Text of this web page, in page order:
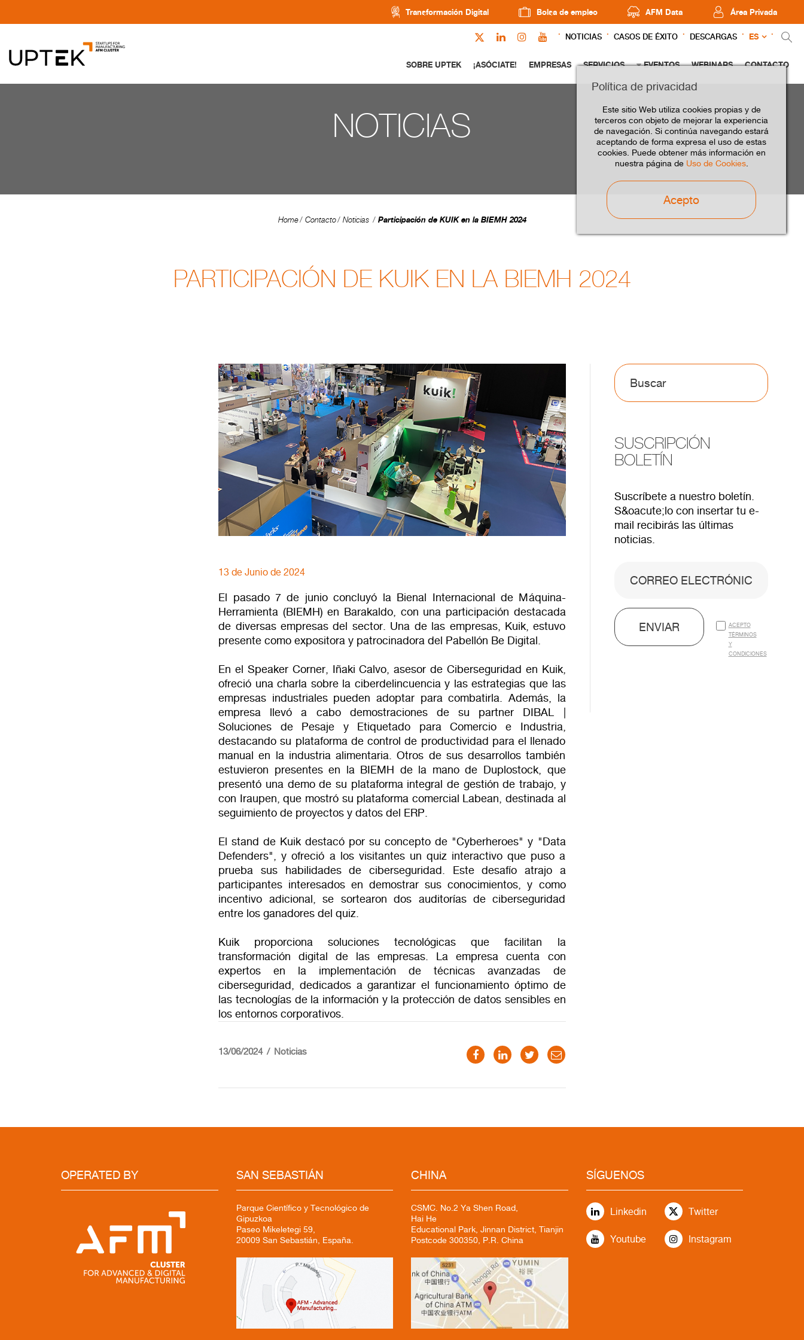
Transformación Digital Bolsa de empleo AFM Data Área Privada
NOTICIAS CASOS DE ÉXITO DESCARGAS ES
SOBRE UPTEK ¡ASÓCIATE! EMPRESAS SERVICIOS EVENTOS WEBINARS CONTACTO
Política de privacidad
Este sitio Web utiliza cookies propias y de
terceros con objeto de mejorar la experiencia
de navegación. Si continúa navegando estará
aceptando de forma expresa el uso de estas
cookies. Puede obtener más información en
nuestra página de Uso de Cookies.
Acepto
NOTICIAS
Home Contacto Noticias Participación de KUIK en la BIEMH 2024
PARTICIPACIÓN DE KUIK EN LA BIEMH 2024
13 de Junio de 2024
El pasado 7 de junio concluyó la Bienal Internacional de Máquina-
Herramienta (BIEMH) en Barakaldo, con una participación destacada
de diversas empresas del sector. Una de las empresas, Kuik, estuvo
presente como expositora y patrocinadora del Pabellón Be Digital.
En el Speaker Corner, Iñaki Calvo, asesor de Ciberseguridad en Kuik,
ofreció una charla sobre la ciberdelincuencia y las estrategias que las
empresas industriales pueden adoptar para combatirla. Además, la
empresa llevó a cabo demostraciones de su partner DIBAL |
Soluciones de Pesaje y Etiquetado para Comercio e Industria,
destacando su plataforma de control de productividad para el llenado
manual en la industria alimentaria. Otros de sus desarrollos también
estuvieron presentes en la BIEMH de la mano de Duplostock, que
presentó una demo de su plataforma integral de gestión de trabajo, y
con Iraupen, que mostró su plataforma comercial Labean, destinada al
seguimiento de proyectos y datos del ERP.
El stand de Kuik destacó por su concepto de "Cyberheroes" y "Data
Defenders", y ofreció a los visitantes un quiz interactivo que puso a
prueba sus habilidades de ciberseguridad. Este desafío atrajo a
participantes interesados en demostrar sus conocimientos, y como
incentivo adicional, se sortearon dos auditorías de ciberseguridad
entre los ganadores del quiz.
Kuik proporciona soluciones tecnológicas que facilitan la
transformación digital de las empresas. La empresa cuenta con
expertos en la implementación de técnicas avanzadas de
ciberseguridad, dedicados a garantizar el funcionamiento óptimo de
las tecnologías de la información y la protección de datos sensibles en
los entornos corporativos.
13/06/2024 Noticias
SUSCRIPCIÓN
BOLETÍN
Suscríbete a nuestro boletín.
S&oacute;lo con insertar tu e-
mail recibirás las últimas
noticias.
ENVIAR
ACEPTO
TÉRMINOS
Y
CONDICIONES
OPERATED BY SAN SEBASTIÁN
Parque Científico y Tecnológico de
Gipuzkoa
Paseo Mikeletegi 59,
20009 San Sebastián, España.
CHINA
CSMC. No.2 Ya Shen Road,
Hai He
Educational Park, Jinnan District, Tianjin
Postcode 300350, P.R. China
SÍGUENOS
Linkedin Twitter
Youtube Instagram